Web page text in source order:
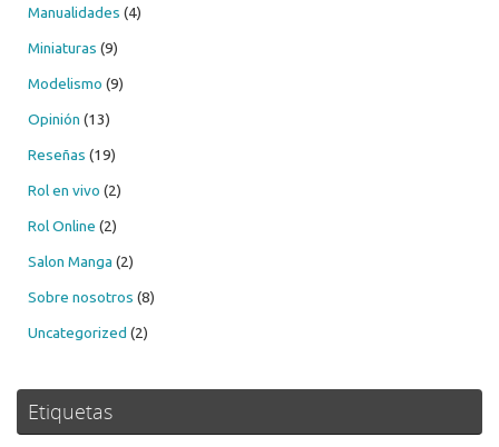
Manualidades (4)
Miniaturas (9)
Modelismo (9)
Opinión (13)
Reseñas (19)
Rol en vivo (2)
Rol Online (2)
Salon Manga (2)
Sobre nosotros (8)
Uncategorized (2)
Etiquetas